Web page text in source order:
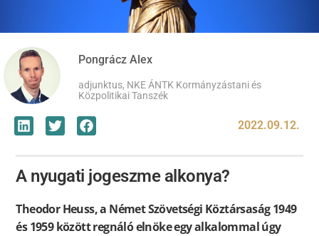
Pongrácz Alex
adjunktus, NKE ÁNTK Kormányzástani és
Közpolitikai Tanszék
2022.09.12.
A nyugati jogeszme alkonya?
Theodor Heuss, a Német Szövetségi Köztársaság 1949
és 1959 között regnáló elnöke egy alkalommal úgy